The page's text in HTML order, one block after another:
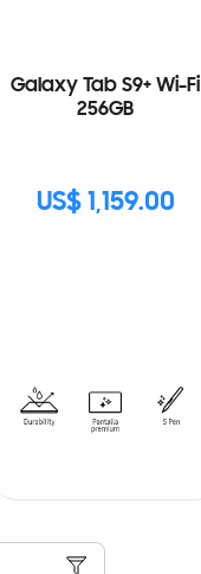
Galaxy Tab S9+ Wi-Fi
256GB
US$ 1,159.00